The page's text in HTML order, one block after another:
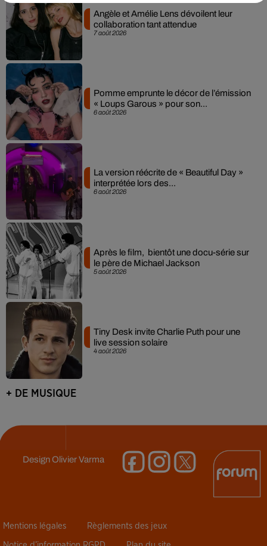
7 août 2026
Angèle et Amélie Lens dévoilent leur
collaboration tant attendue
6 août 2026
Pomme emprunte le décor de l’émission
« Loups Garous » pour son...
6 août 2026
La version réécrite de « Beautiful Day »
interprétée lors des...
5 août 2026
Après le film, bientôt une docu-série sur
le père de Michael Jackson
4 août 2026
Tiny Desk invite Charlie Puth pour une
live session solaire
+ DE MUSIQUE
DesignOlivier Varma
Mentions légales Règlements des jeux